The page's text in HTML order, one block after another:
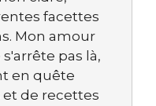
facettes
Mon amour
pas là,
en quête
de recettes